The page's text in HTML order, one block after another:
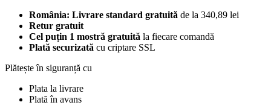
România: Livrare standard gratuită de la 340,89 lei
Retur gratuit
Cel puțin 1 mostră gratuită la fiecare comandă
Plată securizată cu criptare SSL
Plătește în siguranță cu
Plata la livrare
Plată în avans